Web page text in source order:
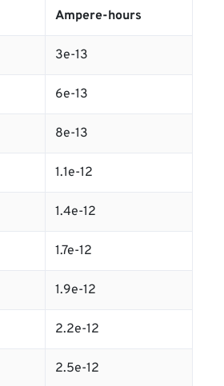
Ampere-hours
3e-13
6e-13
8e-13
1.1e-12
1.4e-12
1.7e-12
1.9e-12
2.2e-12
2.5e-12